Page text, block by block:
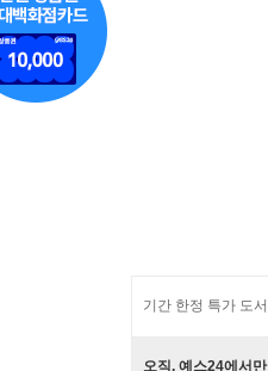
기간 한정 특가 도서
오직, 예스24에서만